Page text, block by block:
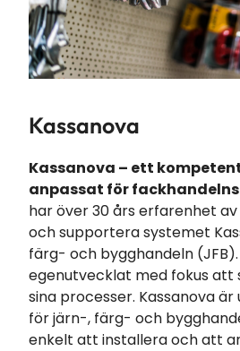
Kassanova
Kassanova – ett
anpassat för fackhandelns
har över 30 års erfarenhet
och supportera systemet
färg- och bygghandeln
egenutvecklat med fokus att
sina processer. Kassanova
för järn-, färg- och
enkelt att installera och att